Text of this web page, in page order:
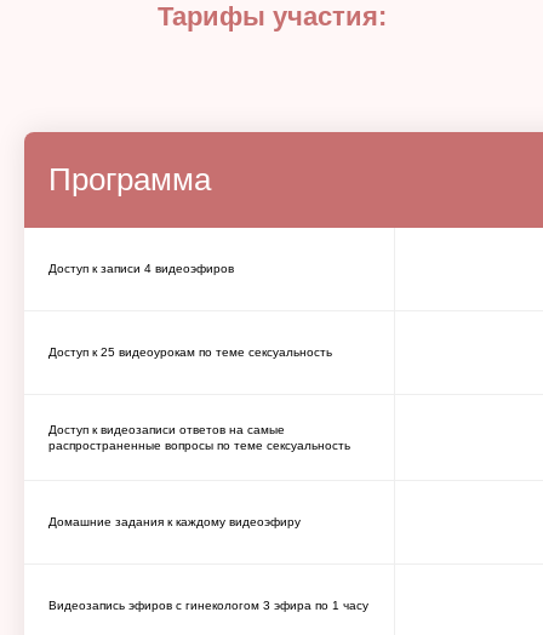
Тарифы участия:
Программа
Доступ к записи 4 видеоэфиров
Доступ к 25 видеоурокам по теме сексуальность
Доступ к видеозаписи ответов на самые
распространенные вопросы по теме сексуальность
Домашние задания к каждому видеоэфиру
Видеозапись эфиров с гинекологом 3 эфира по 1 часу